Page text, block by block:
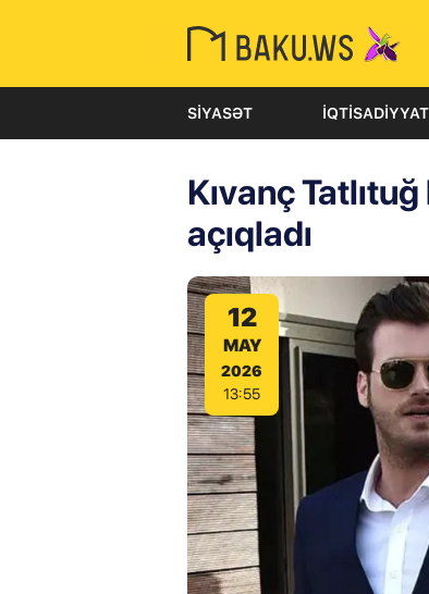
SIYASƏT İQTISADIYYAT
Kıvanç
açıqladı
12
MAY
2026
13:55